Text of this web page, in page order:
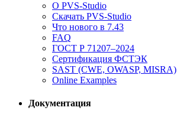
О PVS-Studio
Скачать PVS-Studio
Что нового в 7.43
FAQ
ГОСТ Р 71207–2024
Сертификация ФСТЭК
SAST (CWE, OWASP, MISRA)
Online Examples
Документация